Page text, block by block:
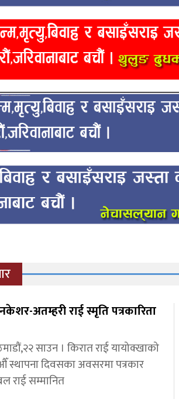
अतम्हरी राई स्मृति पत्रकारिता
साउन । किरात राई यायोक्खाको
स्थापना दिवसका अवसरमा पत्रकार
राई सम्मानित